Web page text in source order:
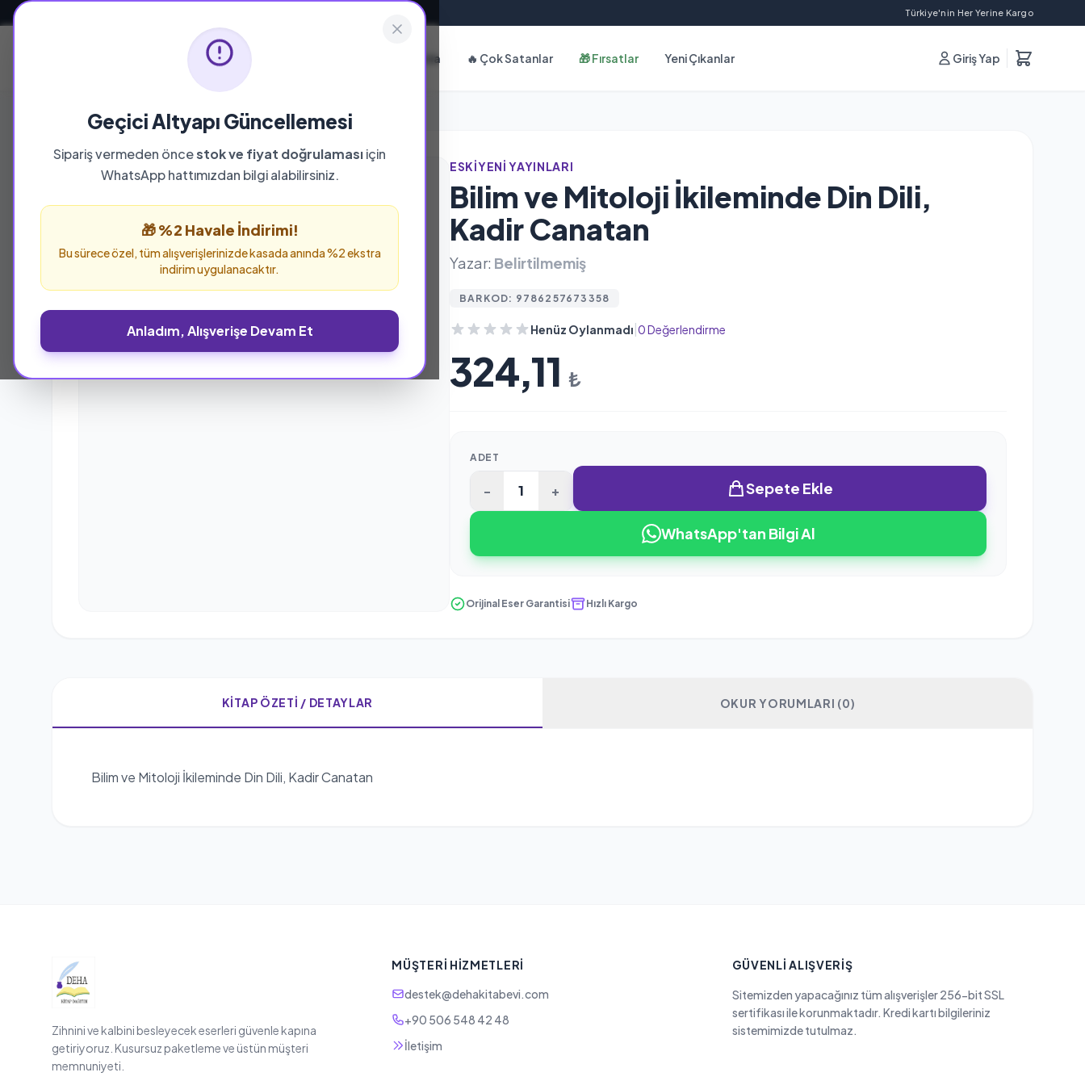
Geçici Altyapı Güncellemesi
Sipariş vermeden öncestok ve fiyat doğrulamasıiçin
WhatsApp hattımızdan bilgi alabilirsiniz.
🎁 %2 Havale İndirimi!
Bu sürece özel, tüm alışverişlerinizde kasada anında %2 ekstra
indirim uygulanacaktır.
Anladım, Alışverişe Devam Et
Türkiye'nin Her Yerine Kargo
Hakkımızda 🔥 Çok Satanlar 🎁 Fırsatlar Yeni Çıkanlar Giriş Yap
Görsel Bulunamadı
ESKIYENI YAYINLARI
Bilim ve Mitoloji İkileminde Din Dili,
Kadir Canatan
Yazar: Belirtilmemiş
BARKOD: 9786257673358
Henüz Oylanmadı 0 Değerlendirme
324,11 ₺
ADET
- + Sepete Ekle
WhatsApp'tan Bilgi Al
Orijinal Eser Garantisi Hızlı Kargo
KITAP ÖZETI / DETAYLAR OKUR YORUMLARI (0)
Bilim ve Mitoloji İkileminde Din Dili, Kadir Canatan
Zihnini ve kalbini besleyecek eserleri güvenle kapına
getiriyoruz. Kusursuz paketleme ve üstün müşteri
memnuniyeti.
MÜŞTERI HIZMETLERI
destek@dehakitabevi.com
+90 506 548 42 48
İletişim
GÜVENLI ALIŞVERIŞ
Sitemizden yapacağınız tüm alışverişler 256-bit SSL
sertifikası ile korunmaktadır. Kredi kartı bilgileriniz
sistemimizde tutulmaz.